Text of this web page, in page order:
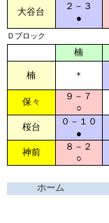
大谷台
２－３
●
Ｄブロック
楠
楠 ＊
保々
９－７
○
桜台
０－１０
●
神前
８－２
○
ホーム